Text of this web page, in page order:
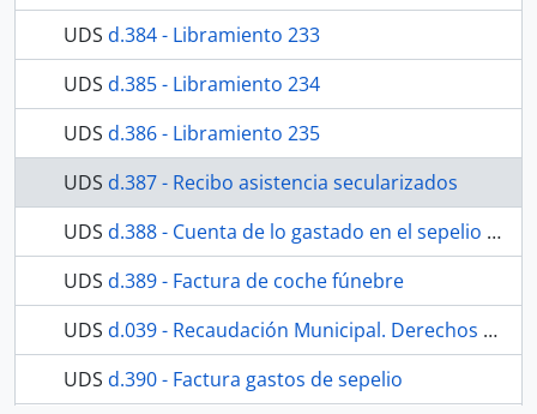
UDS d.384 - Libramiento 233
UDS d.385 - Libramiento 234
UDS d.386 - Libramiento 235
UDS d.387 - Recibo asistencia secularizados
UDS d.388 - Cuenta de lo gastado en el sepelio del hermano Francisco Cabello Ayala
UDS d.389 - Factura de coche fúnebre
UDS d.039 - Recaudación Municipal. Derechos de exhumación.
UDS d.390 - Factura gastos de sepelio